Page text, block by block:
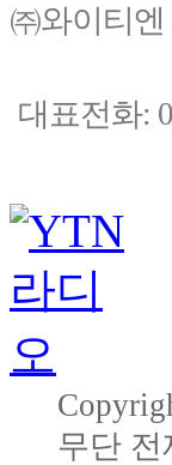
㈜와이티
대표전화:
무단